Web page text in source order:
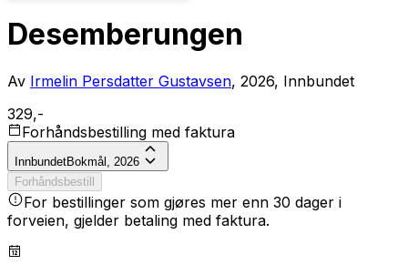
Desemberungen
Av Irmelin Persdatter Gustavsen, 2026, Innbundet
329,-
Forhåndsbestilling med faktura
InnbundetBokmål, 2026
Forhåndsbestill
For bestillinger som gjøres mer enn 30 dager i
forveien, gjelder betaling med faktura.